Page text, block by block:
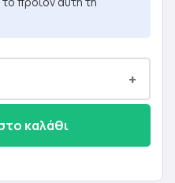
+
καλάθι